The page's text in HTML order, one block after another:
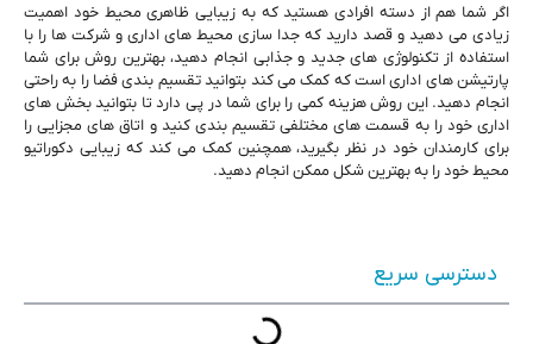
اگر شما هم از دسته افرادی هستید که به زیبایی ظاهری محیط خود اهمیت
زیادی می‌ دهید و قصد دارید که جدا سازی محیط‌ های اداری و شرکت‌ ها را با
استفاده از تکنولوژی ‌های جدید و جذابی انجام دهید، بهترین روش برای شما
پارتیشن‌ های اداری است که کمک می ‌کند بتوانید تقسیم ‌بندی فضا را به ‌راحتی
انجام دهید. این روش هزینه کمی را برای شما در پی دارد تا بتوانید بخش ‌های
اداری خود را به قسمت ‌های مختلفی تقسیم ‌بندی کنید و اتاق‌ های مجزایی را
برای کارمندان خود در نظر بگیرید، همچنین کمک می ‌کند که زیبایی دکوراتیو
محیط خود را به بهترین شکل ممکن انجام دهید.
دسترسی سریع